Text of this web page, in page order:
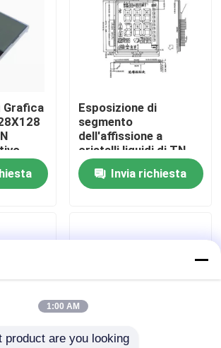
di TFT
Grafica
e
Esposizione di
segmento
dell'affissione a
cristalli liquidi di TN
con il 6:00 di angolo di
vista di Pin 1/3bias
1/6duty
Invia richiesta
1:00 AM
product are you looking